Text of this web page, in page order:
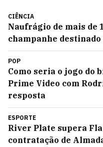
CIÊNCIA
Naufrágio de mais de
champanhe destinado
POP
Como seria o jogo do
Prime Video com
resposta
ESPORTE
River Plate supera
contratação de